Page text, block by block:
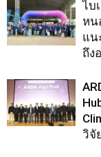
ไบ
หน
แน
ถึง
วิจั